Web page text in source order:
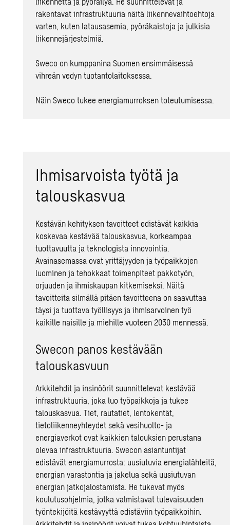
rakentavat infrastruktuuria näitä liikennevaihtoehtoja
varten, kuten latausasemia, pyöräkaistoja ja julkisia
liikennejärjestelmiä.
Sweco on kumppanina Suomen ensimmäisessä
vihreän vedyn tuotantolaitoksessa.
Näin Sweco tukee energiamurroksen toteutumisessa.
Ihmisarvoista työtä ja
talouskasvua
Kestävän kehityksen tavoitteet edistävät kaikkia
koskevaa kestävää talouskasvua, korkeampaa
tuottavuutta ja teknologista innovointia.
Avainasemassa ovat yrittäjyyden ja työpaikkojen
luominen ja tehokkaat toimenpiteet pakkotyön,
orjuuden ja ihmiskaupan kitkemiseksi. Näitä
tavoitteita silmällä pitäen tavoitteena on saavuttaa
täysi ja tuottava työllisyys ja ihmisarvoinen työ
kaikille naisille ja miehille vuoteen 2030 mennessä.
Swecon panos kestävään
talouskasvuun
Arkkitehdit ja insinöörit suunnittelevat kestävää
infrastruktuuria, joka luo työpaikkoja ja tukee
talouskasvua. Tiet, rautatiet, lentokentät,
tietoliikenneyhteydet sekä vesihuolto- ja
energiaverkot ovat kaikkien talouksien perustana
olevaa infrastruktuuria. Swecon asiantuntijat
edistävät energiamurrosta: uusiutuvia energialähteitä,
energian varastontia ja jakelua sekä uusiutuvan
energian jatkojalostamista. He tukevat myös
koulutusohjelmia, jotka valmistavat tulevaisuuden
työntekijöitä kestävyyttä edistäviin työpaikkoihin.